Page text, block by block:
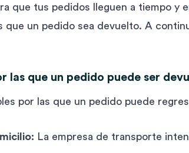
que tus pedidos lleguen a tiempo
que un pedido sea devuelto. A
las que un pedido puede ser
por las que un pedido puede
La empresa de transporte